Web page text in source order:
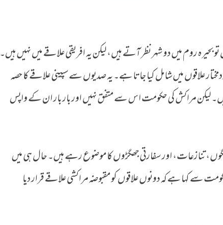
بحیرہ روم میں دو شہر نظر آتے ہیں، لیکن یہ افریقی علاقے میں نہیں ہیں۔
علاقوں میں شامل کیا جاتا ہے۔ یہ صدیوں سے سپینی علاقے کا حصہ
لیکن مراکش کی حکومت اس سے متفق نہیں اور بار بار ان کے واپس
1500 کی دہائی سے جنگوں، تنازعات، اور سفارتی جھگڑوں کا موضوع رہے ہیں۔ حال ہی میں
سے کہا ہے کہ دونوں علاقوں کو مقبوضہ مراکشی علاقے قرار دیا